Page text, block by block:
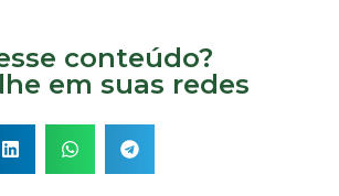
conteúdo?
em suas redes